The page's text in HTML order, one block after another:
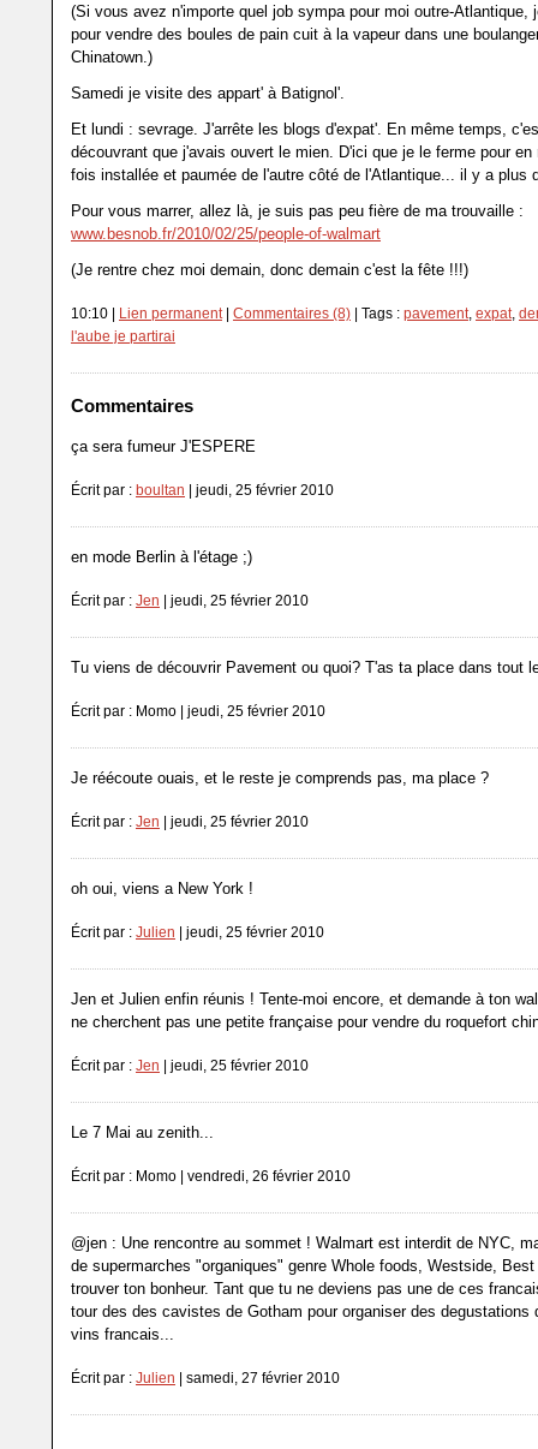
(Si vous avez n'importe quel job sympa pour moi outre-Atlantique,
pour vendre des boules de pain cuit à la vapeur dans une
Chinatown.)
Samedi je visite des appart' à Batignol'.
Et lundi : sevrage. J'arrête les blogs d'expat'. En même temps,
découvrant que j'avais ouvert le mien. D'ici que je le ferme pour en
fois installée et paumée de l'autre côté de l'Atlantique... il y a plus
Pour vous marrer, allez là, je suis pas peu fière de ma trouvaille :
www.besnob.fr/2010/02/25/people-of-walmart
(Je rentre chez moi demain, donc demain c'est la fête !!!)
10:10 | Lien permanent| Commentaires (8) | Tags : pavement, expat,
l'aube je partirai
Commentaires
ça sera fumeur J'ESPERE
Écrit par : boultan | jeudi, 25 février 2010
en mode Berlin à l'étage ;)
Écrit par : Jen | jeudi, 25 février 2010
Tu viens de découvrir Pavement ou quoi? T'as ta place dans tout
Écrit par : Momo | jeudi, 25 février 2010
Je réécoute ouais, et le reste je comprends pas, ma place ?
Écrit par : Jen | jeudi, 25 février 2010
oh oui, viens a New York !
Écrit par : Julien | jeudi, 25 février 2010
Jen et Julien enfin réunis ! Tente-moi encore, et demande à ton
ne cherchent pas une petite française pour vendre du roquefort
Écrit par : Jen | jeudi, 25 février 2010
Le 7 Mai au zenith...
Écrit par : Momo | vendredi, 26 février 2010
@jen : Une rencontre au sommet ! Walmart est interdit de NYC,
de supermarches "organiques" genre Whole foods, Westside,
trouver ton bonheur. Tant que tu ne deviens pas une de ces
tour des des cavistes de Gotham pour organiser des degustations
vins francais...
Écrit par : Julien | samedi, 27 février 2010